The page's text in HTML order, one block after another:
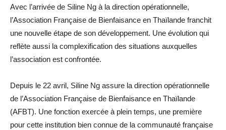
Avec l’arrivée de Siline Ng à la direction opérationnelle,
l’Association Française de Bienfaisance en Thaïlande franchit
une nouvelle étape de son développement. Une évolution qui
reflète aussi la complexification des situations auxquelles
l’association est confrontée.
Depuis le 22 avril, Siline Ng assure la direction opérationnelle
de l’Association Française de Bienfaisance en Thaïlande
(AFBT). Une fonction exercée à plein temps, une première
pour cette institution bien connue de la communauté française